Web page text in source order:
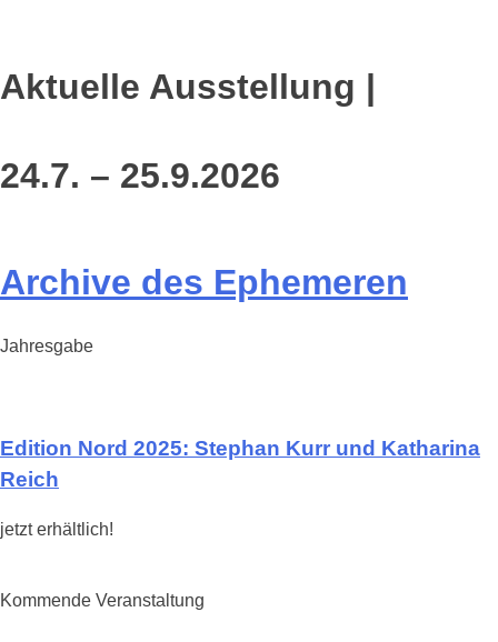
Aktuelle Ausstellung |
24.7. – 25.9.2026
Archive des Ephemeren
Jahresgabe
Edition Nord 2025: Stephan Kurr und Katharina
Reich
jetzt erhältlich!
Kommende Veranstaltung